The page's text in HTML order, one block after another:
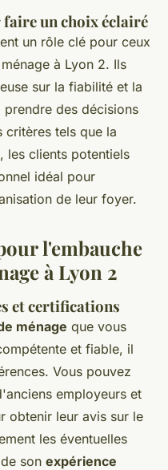
un choix éclairé
un rôle clé pour ceux
à Lyon 2. Ils
sur la fiabilité et la
des décisions
critères tels que la
les clients potentiels
idéal pour
de leur foyer.
l'embauche
à Lyon 2
et certifications
ménage que vous
et fiable, il
Vous pouvez
employeurs et
obtenir leur avis sur le
les éventuelles
son expérience